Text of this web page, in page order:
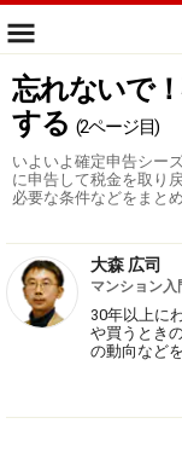
忘れないで
する (2ページ目)
いよいよ確定申告シー
に申告して税金を取り
必要な条件などをまと
大森 広司
マンション入
30年以上に
や買うとき
の動向など